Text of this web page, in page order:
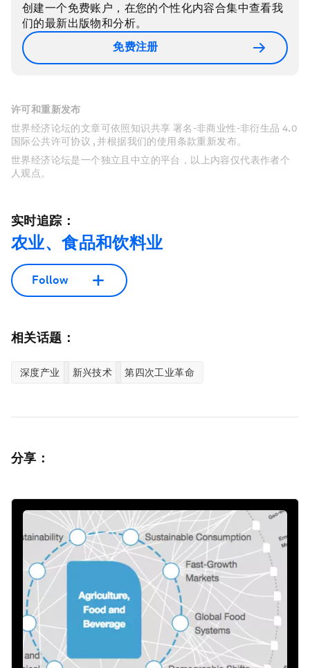
创建一个免费账户，在您的个性化内容合集中查看我
们的最新出版物和分析。
免费注册
许可和重新发布
世界经济论坛的文章可依照知识共享 署名-非商业性-非衍生品 4.0
国际公共许可协议 , 并根据我们的使用条款重新发布。
世界经济论坛是一个独立且中立的平台，以上内容仅代表作者个
人观点。
实时追踪：
农业、食品和饮料业
Follow
相关话题：
深度产业 新兴技术 第四次工业革命
分享：